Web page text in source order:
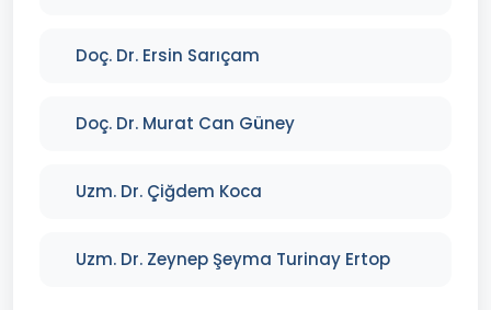
Doç. Dr. Ersin Sarıçam
Doç. Dr. Murat Can Güney
Uzm. Dr. Çiğdem Koca
Uzm. Dr. Zeynep Şeyma Turinay Ertop